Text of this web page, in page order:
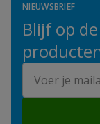
NIEUWSBRIEF
Blijf op